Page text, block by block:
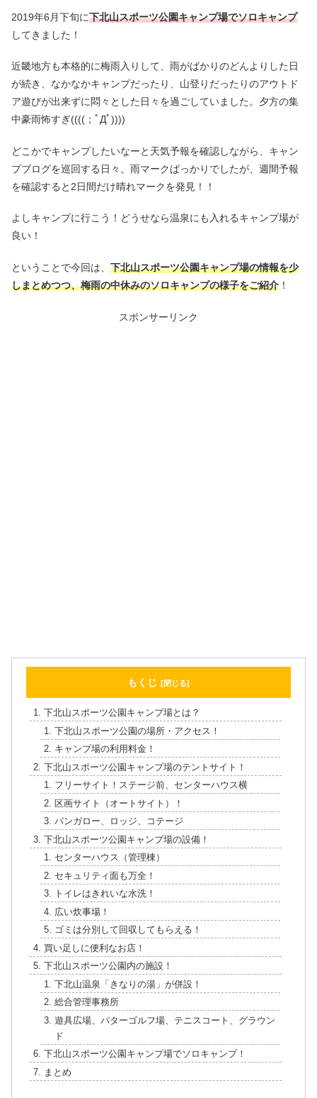
2019年6月下旬に下北山スポーツ公園キャンプ場でソロキャンプ
してきました！
近畿地方も本格的に梅雨入りして、雨がばかりのどんよりした日
が続き、なかなかキャンプだったり、山登りだったりのアウトド
ア遊びが出来ずに悶々とした日々を過ごしていました。 夕方の集
中豪雨怖すぎ((((；ﾟДﾟ))))
どこかでキャンプしたいなーと天気予報を確認しながら、キャン
プブログを巡回する日々。雨マークばっかりでしたが、週間予報
を確認すると2日間だけ晴れマークを発見！！
よしキャンプに行こう！どうせなら温泉にも入れるキャンプ場が
良い！
ということで今回は、 下北山スポーツ公園キャンプ場の情報を少
しまとめつつ、梅雨の中休みのソロキャンプの様子をご紹介 ！
スポンサーリンク
もくじ
下北山スポーツ公園キャンプ場とは？
下北山スポーツ公園の場所・アクセス！
キャンプ場の利用料金！
下北山スポーツ公園キャンプ場のテントサイト！
フリーサイト！ステージ前、センターハウス横
区画サイト（オートサイト）！
バンガロー、ロッジ、コテージ
下北山スポーツ公園キャンプ場の設備！
センターハウス（管理棟）
セキュリティ面も万全！
トイレはきれいな水洗！
広い炊事場！
ゴミは分別して回収してもらえる！
買い足しに便利なお店！
下北山スポーツ公園内の施設！
下北山温泉「きなりの湯」が併設！
総合管理事務所
遊具広場、パターゴルフ場、テニスコート、グラウン
ド
下北山スポーツ公園キャンプ場でソロキャンプ！
まとめ